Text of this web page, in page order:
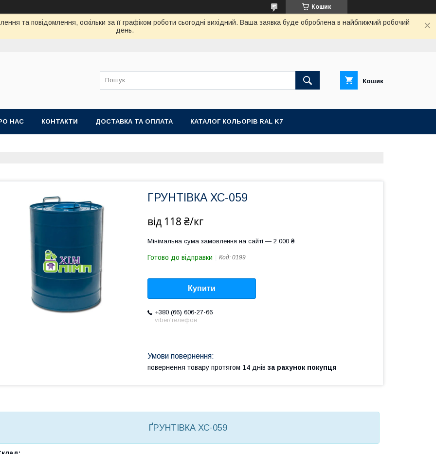
Кошик
та повідомлення, оскільки за її графіком роботи сьогодні вихідний. Ваша заявка буде оброблена в найближчий робочий
день.
Кошик
НАС КОНТАКТИ ДОСТАВКА ТА ОПЛАТА КАТАЛОГ КОЛЬОРІВ RAL K7
ГРУНТІВКА ХС-059
від 118 ₴/кг
Мінімальна сума замовлення на сайті — 2 000 ₴
Готово до відправки Код: 0199
Купити
+380 (66) 606-27-66
viber/телефон
повернення товару протягом 14 днів за рахунок покупця
ҐРУНТІВКА ХС-059